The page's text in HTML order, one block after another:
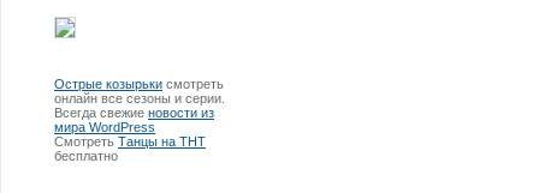
Острые козырьки смотреть
онлайн все сезоны и серии.
Всегда свежие новости из
мира WordPress
Смотреть Танцы на ТНТ
бесплатно